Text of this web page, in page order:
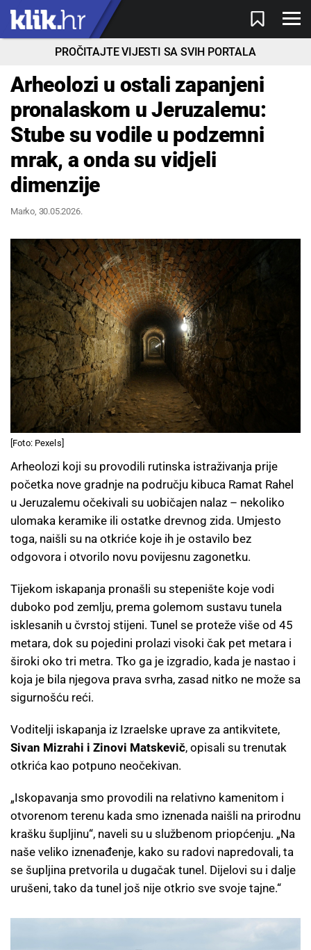
PROČITAJTE VIJESTI SA SVIH PORTALA
Arheolozi u ostali zapanjeni
pronalaskom u Jeruzalemu:
Stube su vodile u podzemni
mrak, a onda su vidjeli
dimenzije
Marko, 30.05.2026.
[Foto: Pexels]
Arheolozi koji su provodili rutinska istraživanja prije
početka nove gradnje na području kibuca Ramat Rahel
u Jeruzalemu očekivali su uobičajen nalaz – nekoliko
ulomaka keramike ili ostatke drevnog zida. Umjesto
toga, naišli su na otkriće koje ih je ostavilo bez
odgovora i otvorilo novu povijesnu zagonetku.
Tijekom iskapanja pronašli su stepenište koje vodi
duboko pod zemlju, prema golemom sustavu tunela
isklesanih u čvrstoj stijeni. Tunel se proteže više od 45
metara, dok su pojedini prolazi visoki čak pet metara i
široki oko tri metra. Tko ga je izgradio, kada je nastao i
koja je bila njegova prava svrha, zasad nitko ne može sa
sigurnošću reći.
Voditelji iskapanja iz Izraelske uprave za antikvitete,
Sivan Mizrahi i Zinovi Matskevič, opisali su trenutak
otkrića kao potpuno neočekivan.
„Iskopavanja smo provodili na relativno kamenitom i
otvorenom terenu kada smo iznenada naišli na prirodnu
krašku šupljinu“, naveli su u službenom priopćenju. „Na
naše veliko iznenađenje, kako su radovi napredovali, ta
se šupljina pretvorila u dugačak tunel. Dijelovi su i dalje
urušeni, tako da tunel još nije otkrio sve svoje tajne.“